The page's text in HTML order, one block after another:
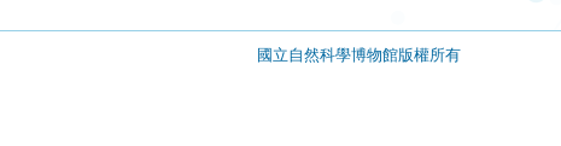
國立自然科學博物館版權所有